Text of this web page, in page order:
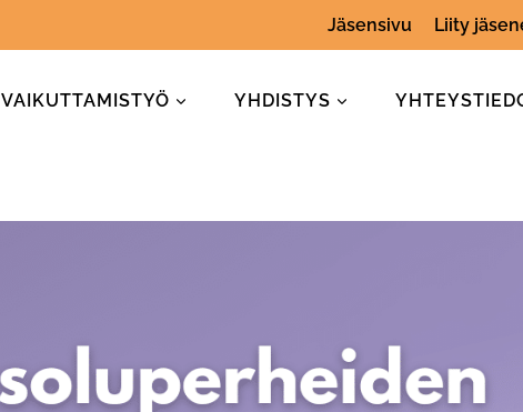
Jäsensivu Liity
VAIKUTTAMISTYÖ YHDISTYS